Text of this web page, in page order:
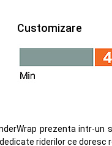
Customizare
prezenta intr-
riderilor ce